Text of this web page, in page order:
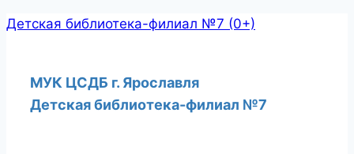
Перейти
Детская библиотека-филиал №7 (0+)
МУК ЦСДБ г. Ярославля
Детская библиотека-филиал №7